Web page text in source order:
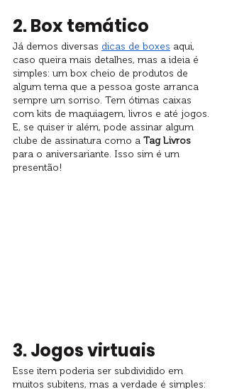
2. Box temático
Já demos diversas dicas de boxes aqui,
caso queira mais detalhes, mas a ideia é
simples: um box cheio de produtos de
algum tema que a pessoa goste arranca
sempre um sorriso. Tem ótimas caixas
com kits de maquiagem, livros e até jogos.
E, se quiser ir além, pode assinar algum
clube de assinatura como a Tag Livros
para o aniversariante. Isso sim é um
presentão!
3. Jogos virtuais
Esse item poderia ser subdividido em
muitos subitens, mas a verdade é simples: